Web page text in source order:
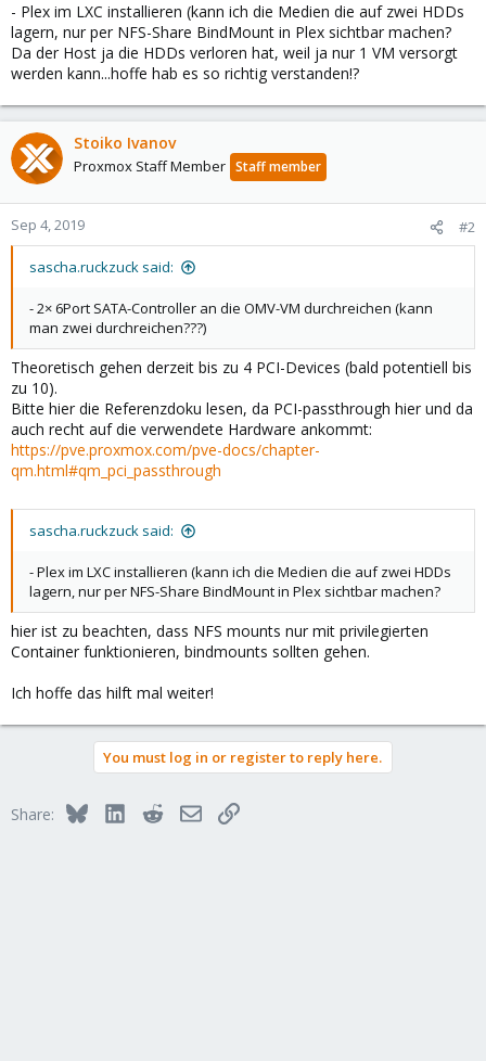
- Plex im LXC installieren (kann ich die Medien die auf zwei HDDs
lagern, nur per NFS-Share BindMount in Plex sichtbar machen?
Da der Host ja die HDDs verloren hat, weil ja nur 1 VM versorgt
werden kann...hoffe hab es so richtig verstanden!?
Stoiko Ivanov
Proxmox Staff Member Staff member
Sep 4, 2019 #2
sascha.ruckzuck said:
- 2× 6Port SATA-Controller an die OMV-VM durchreichen (kann
man zwei durchreichen???)
Theoretisch gehen derzeit bis zu 4 PCI-Devices (bald potentiell bis
zu 10).
Bitte hier die Referenzdoku lesen, da PCI-passthrough hier und da
auch recht auf die verwendete Hardware ankommt:
https://pve.proxmox.com/pve-docs/chapter-
qm.html#qm_pci_passthrough
sascha.ruckzuck said:
- Plex im LXC installieren (kann ich die Medien die auf zwei HDDs
lagern, nur per NFS-Share BindMount in Plex sichtbar machen?
hier ist zu beachten, dass NFS mounts nur mit privilegierten
Container funktionieren, bindmounts sollten gehen.
Ich hoffe das hilft mal weiter!
You must log in or register to reply here.
Share: BlueskyLinkedInRedditEmailLink